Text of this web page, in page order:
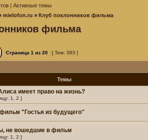
| Активные темы
mielofon.ru » Клуб поклонников фильма
фильма
Страница 1 из 20 [ Тем: 383 ]
Темы
имеет право на жизнь?
1 2 ]
"Гостья из будущего''
не вошедшие в фильм
1 2 ]